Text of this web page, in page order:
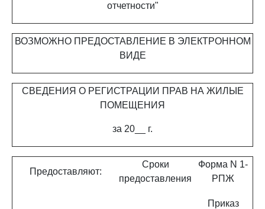
отчетности"
ВОЗМОЖНО ПРЕДОСТАВЛЕНИЕ В ЭЛЕКТРОННОМ
ВИДЕ
СВЕДЕНИЯ О РЕГИСТРАЦИИ ПРАВ НА ЖИЛЫЕ
ПОМЕЩЕНИЯ
за 20__ г.
Предоставляют:
Сроки
предоставления
Форма N 1-
РПЖ
Приказ